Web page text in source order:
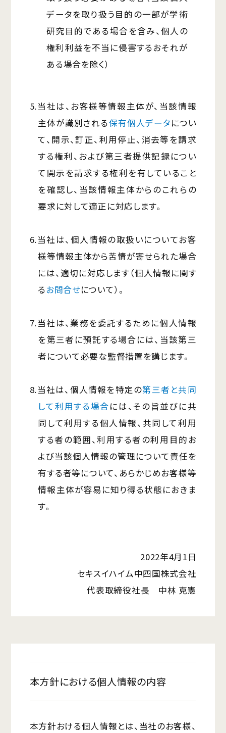
データを取り扱う目的の一部が学術
研究目的である場合を含み、個人の
権利利益を不当に侵害するおそれが
ある場合を除く）
5.当社は、お客様等情報主体が、当該情報
主体が識別される保有個人データについ
て、開示、訂正、利用停止、消去等を請求
する権利、および第三者提供記録につい
て開示を請求する権利を有していること
を確認し、当該情報主体からのこれらの
要求に対して適正に対応します。
6.当社は、個人情報の取扱いについてお客
様等情報主体から苦情が寄せられた場合
には、適切に対応します（個人情報に関す
るお問合せについて）。
7.当社は、業務を委託するために個人情報
を第三者に預託する場合には、当該第三
者について必要な監督措置を講じます。
8.当社は、個人情報を特定の第三者と共同
して利用する場合には、その旨並びに共
同して利用する個人情報、共同して利用
する者の範囲、利用する者の利用目的お
よび当該個人情報の管理について責任を
有する者等について、あらかじめお客様等
情報主体が容易に知り得る状態におきま
す。
2022年4月1日
セキスイハイム中四国株式会社
代表取締役社長 中林 克憲
本方針における個人情報の内容
本方針おける個人情報とは、当社のお客様、